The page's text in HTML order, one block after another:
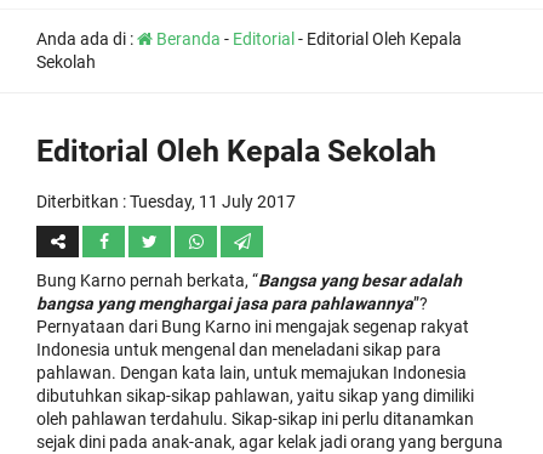
Anda ada di : Beranda - Editorial - Editorial Oleh Kepala
Sekolah
Editorial Oleh Kepala Sekolah
Diterbitkan :Tuesday, 11 July 2017
Bung Karno pernah berkata, “Bangsa yang besar adalah
bangsa yang menghargai jasa para pahlawannya”?
Pernyataan dari Bung Karno ini mengajak segenap rakyat
Indonesia untuk mengenal dan meneladani sikap para
pahlawan. Dengan kata lain, untuk memajukan Indonesia
dibutuhkan sikap-sikap pahlawan, yaitu sikap yang dimiliki
oleh pahlawan terdahulu. Sikap-sikap ini perlu ditanamkan
sejak dini pada anak-anak, agar kelak jadi orang yang berguna